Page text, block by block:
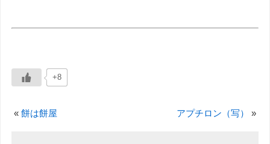
+8
« 餅は餅屋 アプチロン（写） »